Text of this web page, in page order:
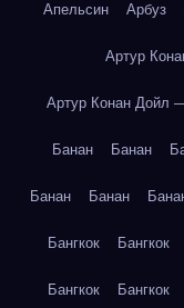
Апельсин Арбуз
Артур
Артур Конан Дойл
Банан Банан
Банан Банан
Бангкок Бангкок
Бангкок Бангкок